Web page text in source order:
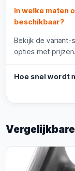
In welke maten
beschikbaar?
Bekijk de variant-
opties met prijzen.
Hoe snel wordt